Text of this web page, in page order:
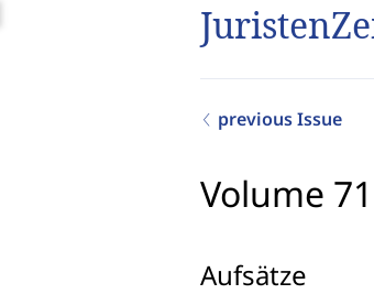
previous Issue
Volume
Aufsätze